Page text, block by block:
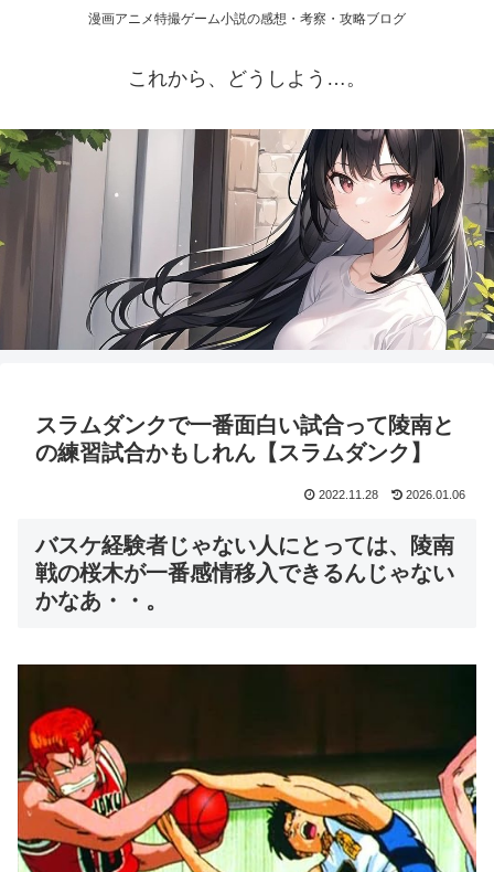
漫画アニメ特撮ゲーム小説の感想・考察・攻略ブログ
これから、どうしよう…。
スラムダンクで一番面白い試合って陵南と
の練習試合かもしれん【スラムダンク】
2022.11.28 2026.01.06
バスケ経験者じゃない人にとっては、陵南
戦の桜木が一番感情移入できるんじゃない
かなあ・・。